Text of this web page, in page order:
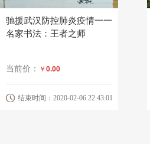
驰援武汉防控肺炎疫情一一
名家书法：王者之师
当前价： ￥ 0.00
结束时间：2020-02-06 22:43:01